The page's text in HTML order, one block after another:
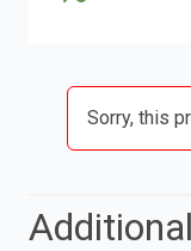
Sorry, this